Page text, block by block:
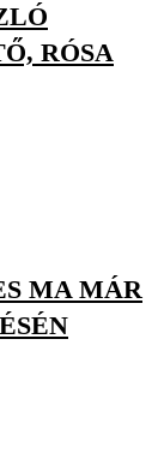
RÓSA
MA MÁR